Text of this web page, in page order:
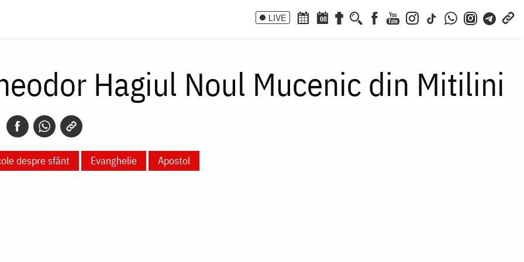
LIVE 08
Hagiul Noul Mucenic din Mitilini
despre sfânt Evanghelie Apostol